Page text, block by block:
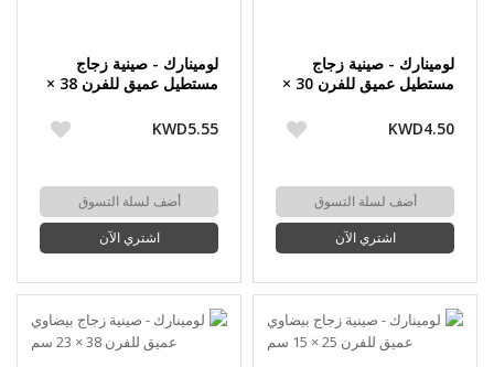
لومينارك - صينية زجاج
مستطيل عميق للفرن 30 ×
KWD4.50
أضف لسلة التسوق
اشتري الآن
لومينارك - صينية زجاج
مستطيل عميق للفرن 38 ×
KWD5.55
أضف لسلة التسوق
اشتري الآن